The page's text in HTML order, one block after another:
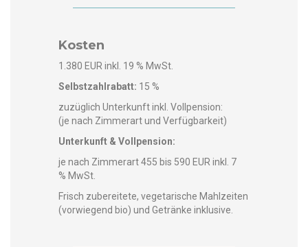
Kosten
1.380 EUR inkl. 19 % MwSt.
Selb­stzahlra­batt: 15 %
zuzüglich Unterkun­ft inkl. Vollpen­sion:
(je nach Zim­mer­art und Verfügbarkeit)
Unterkun­ft & Vollpension:
je nach Zim­mer­art 455 bis 590 EUR inkl. 7
% MwSt.
Frisch zubere­it­ete, veg­e­tarische Mahlzeit­en
(vor­wiegend bio) und Getränke inklusive.